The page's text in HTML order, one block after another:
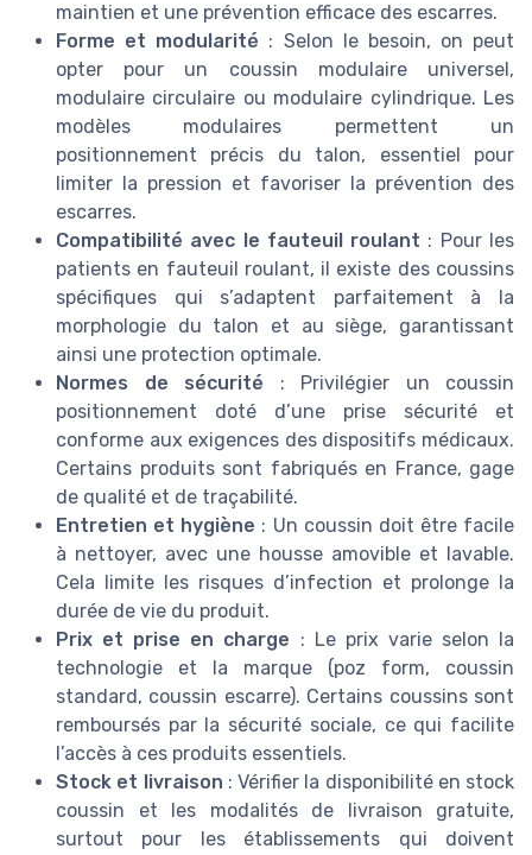
maintien et une prévention efficace des escarres.
Forme et modularité : Selon le besoin, on peut
opter pour un coussin modulaire universel,
modulaire circulaire ou modulaire cylindrique. Les
modèles modulaires permettent un
positionnement précis du talon, essentiel pour
limiter la pression et favoriser la prévention des
escarres.
Compatibilité avec le fauteuil roulant : Pour les
patients en fauteuil roulant, il existe des coussins
spécifiques qui s’adaptent parfaitement à la
morphologie du talon et au siège, garantissant
ainsi une protection optimale.
Normes de sécurité : Privilégier un coussin
positionnement doté d’une prise sécurité et
conforme aux exigences des dispositifs médicaux.
Certains produits sont fabriqués en France, gage
de qualité et de traçabilité.
Entretien et hygiène : Un coussin doit être facile
à nettoyer, avec une housse amovible et lavable.
Cela limite les risques d’infection et prolonge la
durée de vie du produit.
Prix et prise en charge : Le prix varie selon la
technologie et la marque (poz form, coussin
standard, coussin escarre). Certains coussins sont
remboursés par la sécurité sociale, ce qui facilite
l’accès à ces produits essentiels.
Stock et livraison : Vérifier la disponibilité en stock
coussin et les modalités de livraison gratuite,
surtout pour les établissements qui doivent